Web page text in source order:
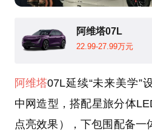
阿维塔07L
22.99-27.99万元
阿维塔07L延续“未来美学”
中网造型，搭配星旅分体
点亮效果），下包围配备一